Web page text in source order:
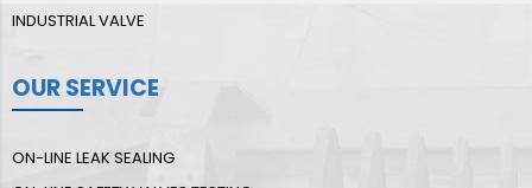
INDUSTRIAL VALVE
OUR SERVICE
ON-LINE LEAK SEALING